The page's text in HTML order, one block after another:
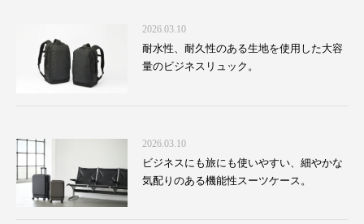
2026.03.10
耐水性、耐久性のある生地を使用した大容
量のビジネスリュック。
2026.03.10
ビジネスにも旅にも使いやすい、細やかな
気配りのある機能性スーツケース。